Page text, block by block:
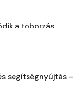
a toborzás
segítségnyújtás –